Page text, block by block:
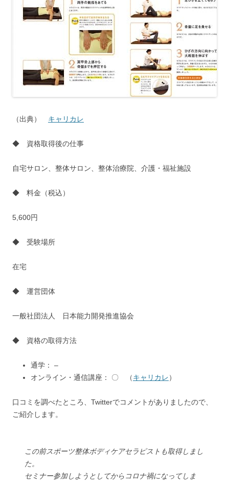
（出典） キャリカレ
◆ 資格取得後の仕事
自宅サロン、整体サロン、整体治療院、介護・福祉施設
◆ 料金（税込）
5,600円
◆ 受験場所
在宅
◆ 運営団体
一般社団法人 日本能力開発推進協会
◆ 資格の取得方法
通学： –
オンライン・通信講座： 〇 （キャリカレ）
口コミを調べたところ、Twitterでコメントがありましたので、
ご紹介します。
この前スポーツ整体ボディケアセラピストも取得しまし
た。
セミナー参加しようとしてからコロナ禍になってしま